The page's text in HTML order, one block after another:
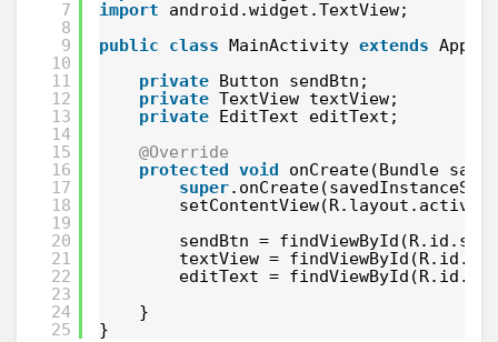
7
8
9
10
11
12
13
14
15
16
17
18
19
20
21
22
23
24
25
import
android.widget.TextView;
public
class MainActivity extends
private Button sendBtn;
private TextView textView;
private EditText editText;
@Override
protected void
onCreate(Bundle
super
sendBtn =
textView =
editText =
}
}